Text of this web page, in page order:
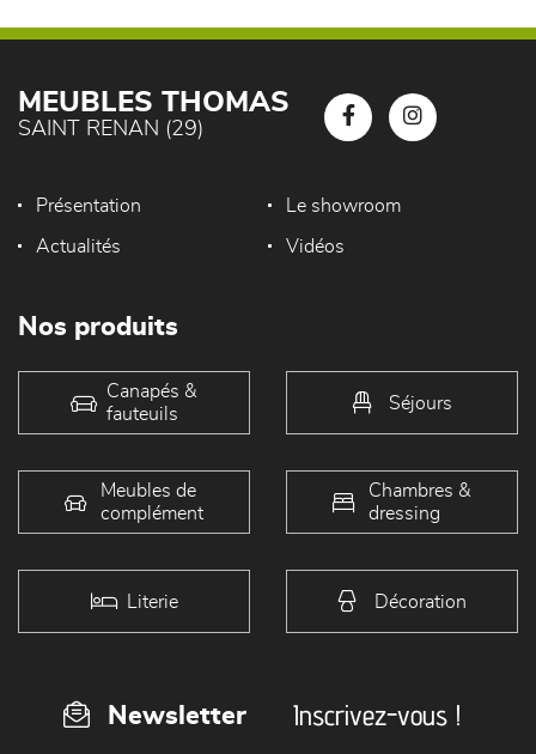
MEUBLES THOMAS
SAINT RENAN (29)
Présentation Le showroom
Actualités Vidéos
Nos produits
Canapés &
fauteuils
Séjours
Meubles de
complément
Chambres &
dressing
Literie Décoration
Newsletter Inscrivez-vous !